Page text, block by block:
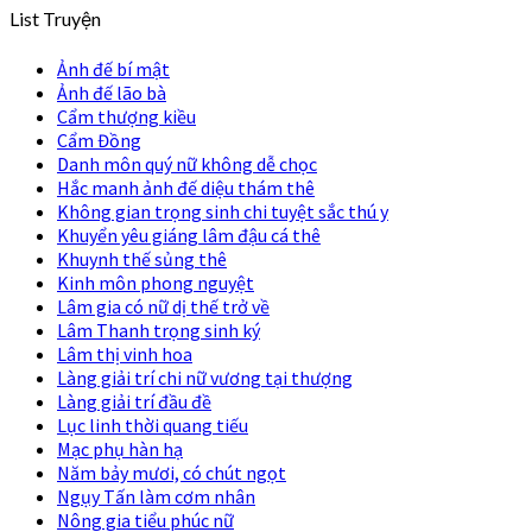
List Truyện
Ảnh đế bí mật
Ảnh đế lão bà
Cẩm thượng kiều
Cẩm Đồng
Danh môn quý nữ không dễ chọc
Hắc manh ảnh đế diệu thám thê
Không gian trọng sinh chi tuyệt sắc thú y
Khuyển yêu giáng lâm đậu cá thê
Khuynh thế sủng thê
Kinh môn phong nguyệt
Lâm gia có nữ dị thế trở về
Lâm Thanh trọng sinh ký
Lâm thị vinh hoa
Làng giải trí chi nữ vương tại thượng
Làng giải trí đầu đề
Lục linh thời quang tiếu
Mạc phụ hàn hạ
Năm bảy mươi, có chút ngọt
Ngụy Tấn làm cơm nhân
Nông gia tiểu phúc nữ